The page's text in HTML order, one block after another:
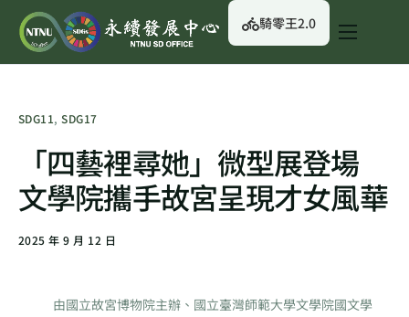
關於我們
永續資訊
校園綠生活
English
騎零王2.0
SDG11,SDG17
「四藝裡尋她」微型展登場
文學院攜手故宮呈現才女風華
2025 年 9 月 12 日
由國立故宮博物院主辦、國立臺灣師範大學文學院國文學